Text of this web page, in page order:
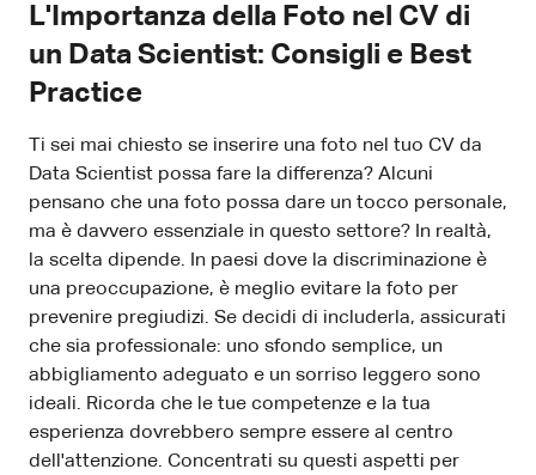
L'Importanza della Foto nel CV di
un Data Scientist: Consigli e Best
Practice
Ti sei mai chiesto se inserire una foto nel tuo CV da
Data Scientist possa fare la differenza? Alcuni
pensano che una foto possa dare un tocco personale,
ma è davvero essenziale in questo settore? In realtà,
la scelta dipende. In paesi dove la discriminazione è
una preoccupazione, è meglio evitare la foto per
prevenire pregiudizi. Se decidi di includerla, assicurati
che sia professionale: uno sfondo semplice, un
abbigliamento adeguato e un sorriso leggero sono
ideali. Ricorda che le tue competenze e la tua
esperienza dovrebbero sempre essere al centro
dell'attenzione. Concentrati su questi aspetti per